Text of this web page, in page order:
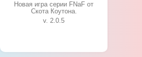
Новая игра серии FNaF от
Скота Коутона.
v. 2.0.5